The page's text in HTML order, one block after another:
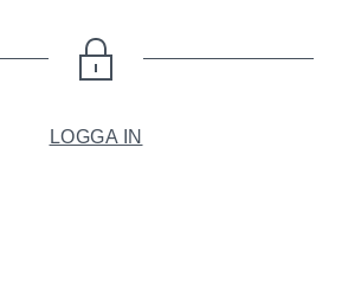
LOGGA IN